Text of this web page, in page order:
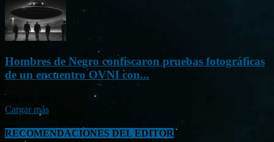
Hombres de Negro confiscaron pruebas fotográficas
de un encuentro OVNI con...
Sep 26, 2023
Cargar más
RECOMENDACIONES DEL EDITOR